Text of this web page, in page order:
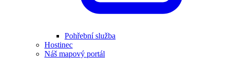
Pohřební služba
Hostinec
Náš mapový portál